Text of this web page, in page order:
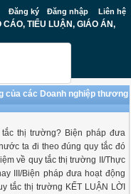
Đăng ký Đăng nhập Liên hệ
TIỂU LUẬN, GIÁO ÁN,
của các Doanh nghiệp thương
tắc thị trường? Biện pháp đưa
ta đi theo đúng quy tắc đó
về quy tắc thị trường II/Thực
III/Biện pháp đưa hoạt động
tắc thị trường KẾT LUẬN LỜI